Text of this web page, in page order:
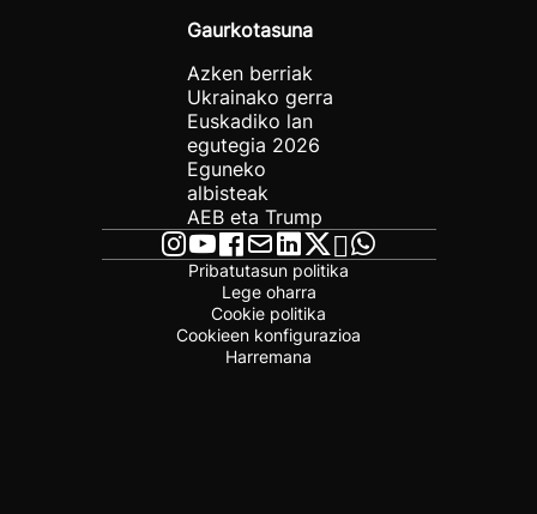
Gaurkotasuna
Azken berriak
Ukrainako gerra
Euskadiko lan
egutegia 2026
Eguneko
albisteak
AEB eta Trump
Pribatutasun politika
Lege oharra
Cookie politika
Cookieen konfigurazioa
Harremana